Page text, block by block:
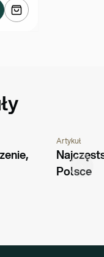
Artykuł
Polsce